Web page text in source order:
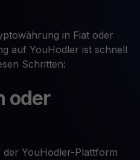
in Fiat oder
auf YouHodler ist schnell
Schritten:
oder
der YouHodler-Plattform